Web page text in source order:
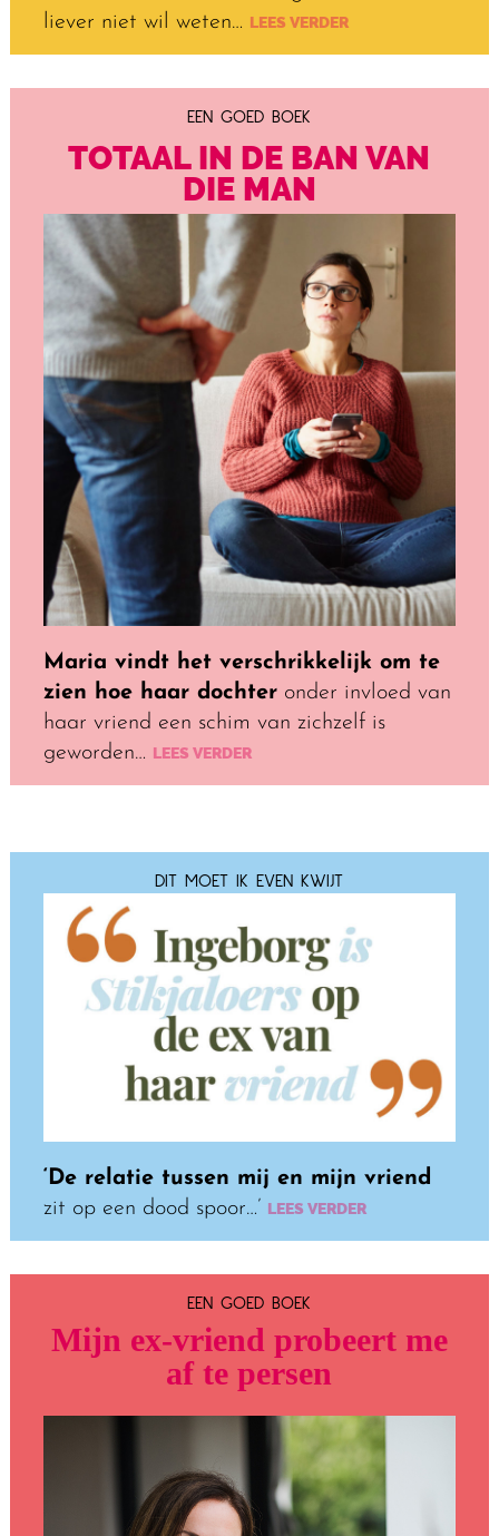
liever niet wil weten… LEES VERDER
EEN GOED BOEK
TOTAAL IN DE BAN VAN
DIE MAN
Maria vindt het verschrikkelijk om te
zien hoe haar dochteronder invloed van
haar vriend een schim van zichzelf is
geworden… LEES VERDER
DIT MOET IK EVEN KWIJT
‘De relatie tussen mij en mijn vriend
zit op een dood spoor…’ LEES VERDER
EEN GOED BOEK
Mijn ex-vriend probeert me
af te persen